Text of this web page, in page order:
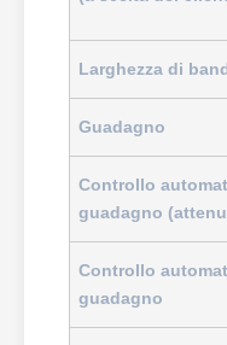
Larghezza di
Guadagno
Controllo
guadagno
Controllo
guadagno